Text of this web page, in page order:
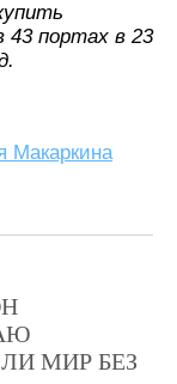
43 портах в 23
Макаркина
МИР БЕЗ